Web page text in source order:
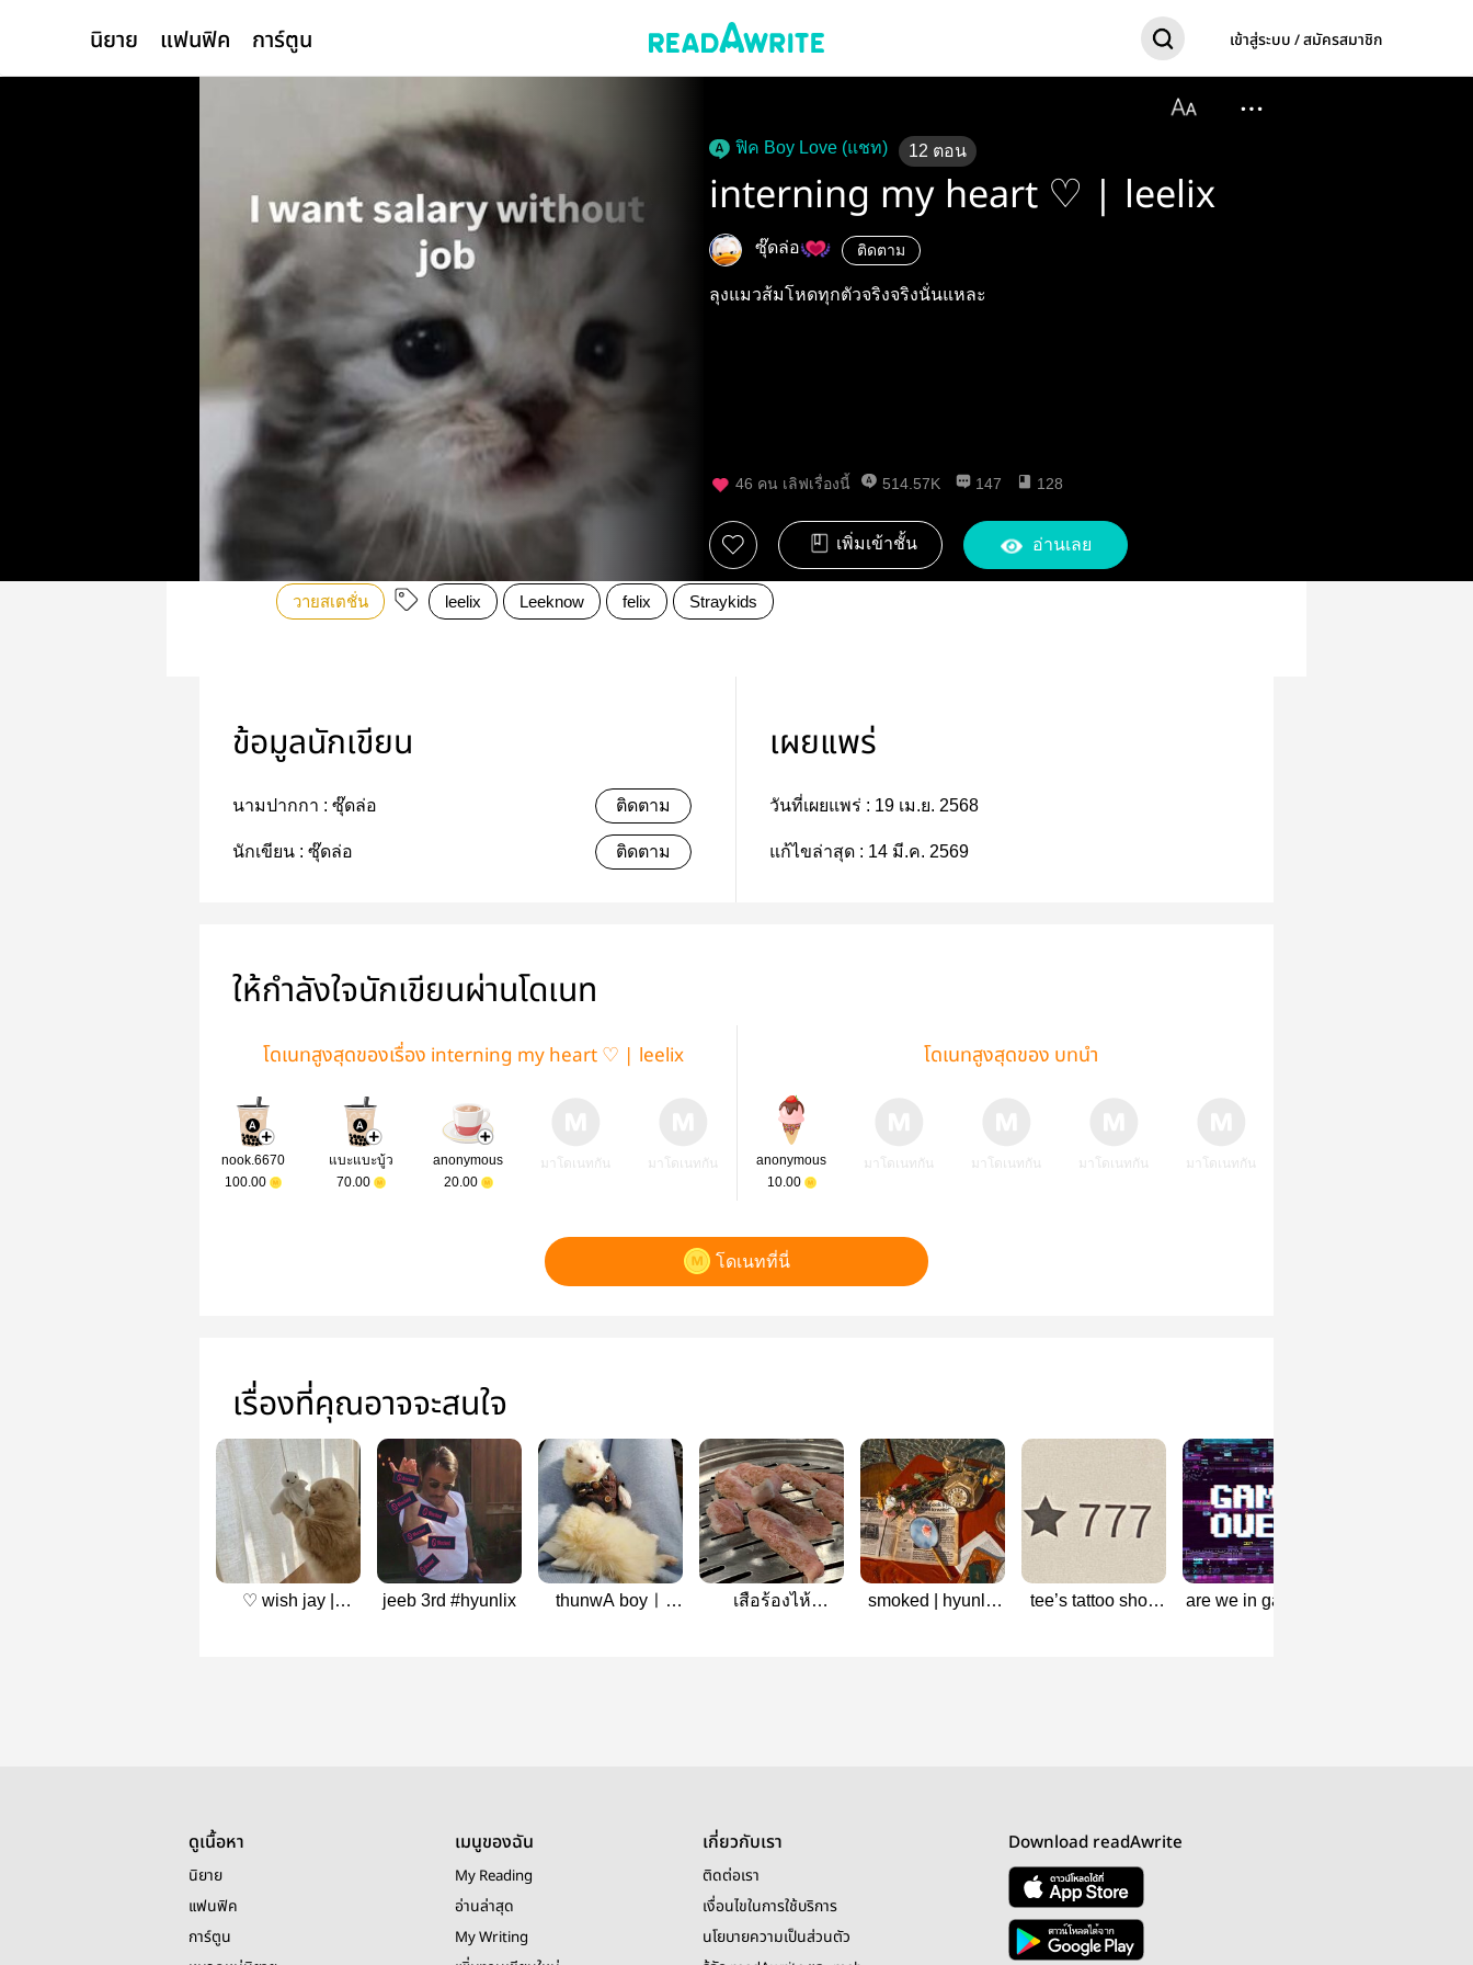
นิยาย แฟนฟิค การ์ตูน เข้าสู่ระบบ / สมัครสมาชิก
ฟิค Boy Love (แชท) 12 ตอน
interning my heart ♡ | leelix
ซุ๊ดล่อ ติดตาม
ลุงแมวส้มโหดทุกตัวจริงจริงนั่นแหละ
46 คน เลิฟเรื่องนี้ 514.57K 147 128
เพิ่มเข้าชั้น อ่านเลย
วายสเตชั่น leelix Leeknow felix Straykids
ข้อมูลนักเขียน
นามปากกา : ซุ๊ดล่อ ติดตาม
นักเขียน : ซุ๊ดล่อ ติดตาม
เผยแพร่
วันที่เผยแพร่ : 19 เม.ย. 2568
แก้ไขล่าสุด : 14 มี.ค. 2569
ให้กำลังใจนักเขียนผ่านโดเนท
โดเนทสูงสุดของเรื่อง interning my heart ♡ | leelix
nook.6670
100.00
แบะแบะบู้ว
70.00
anonymous
20.00
มาโดเนทกัน มาโดเนทกัน
โดเนทสูงสุดของ บทนำ
anonymous
10.00
มาโดเนทกัน มาโดเนทกัน มาโดเนทกัน มาโดเนทกัน
โดเนทที่นี่
เรื่องที่คุณอาจจะสนใจ
♡ wish jay |
jeeb 3rd #hyunlix
thunwA boyㅣ
เสือร้องไห้
smoked | hyunlix
tee’s tattoo shop
are we in game? |
ดูเนื้อหา
นิยาย
แฟนฟิค
การ์ตูน
เมนูของฉัน
My Reading
อ่านล่าสุด
My Writing
เกี่ยวกับเรา
ติดต่อเรา
เงื่อนไขในการใช้บริการ
นโยบายความเป็นส่วนตัว
Download readAwrite